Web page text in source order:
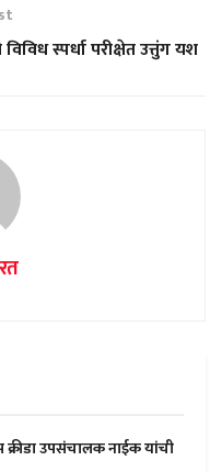
स्पर्धा परीक्षेत उत्तुंग यश
उपसंचालक नाईक यांची